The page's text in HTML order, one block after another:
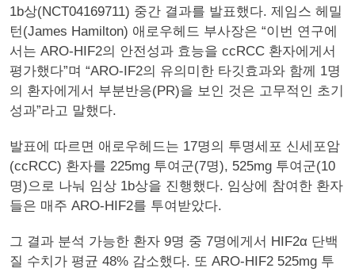
1b상(NCT04169711) 중간 결과를 발표했다. 제임스 헤밀
턴(James Hamilton) 애로우헤드 부사장은 “이번 연구에
서는 ARO-HIF2의 안전성과 효능을 ccRCC 환자에게서
평가했다”며 “ARO-IF2의 유의미한 타깃효과와 함께 1명
의 환자에게서 부분반응(PR)을 보인 것은 고무적인 초기
성과”라고 말했다.
발표에 따르면 애로우헤드는 17명의 투명세포 신세포암
(ccRCC) 환자를 225mg 투여군(7명), 525mg 투여군(10
명)으로 나눠 임상 1b상을 진행했다. 임상에 참여한 환자
들은 매주 ARO-HIF2를 투여받았다.
그 결과 분석 가능한 환자 9명 중 7명에게서 HIF2α 단백
질 수치가 평균 48% 감소했다. 또 ARO-HIF2 525mg 투